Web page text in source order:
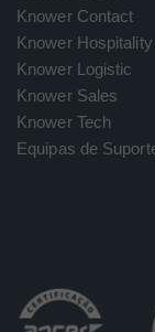
Knower Contact
Knower Hospitality
Knower Logistic
Knower Sales
Knower Tech
Equipas de